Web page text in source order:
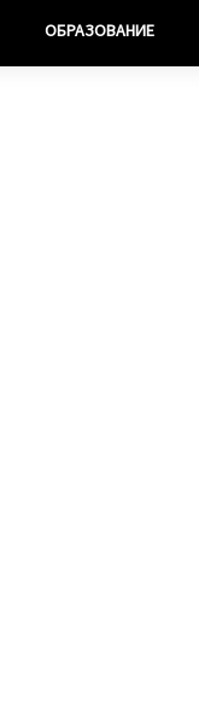
ОБРАЗОВАНИЕ